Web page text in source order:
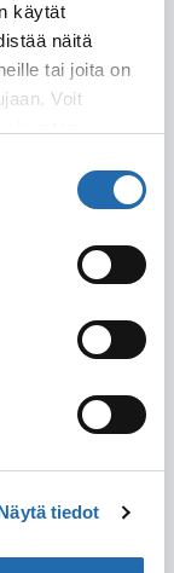
käytät
näitä
tai joita on
Voit
tiedot